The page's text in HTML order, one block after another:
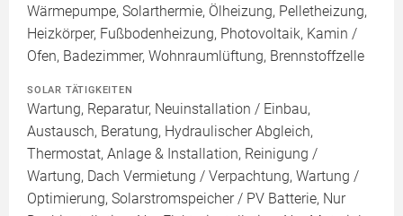
Wärmepumpe, Solarthermie, Ölheizung, Pelletheizung,
Heizkörper, Fußbodenheizung, Photovoltaik, Kamin /
Ofen, Badezimmer, Wohnraumlüftung, Brennstoffzelle
SOLAR TÄTIGKEITEN
Wartung, Reparatur, Neuinstallation / Einbau,
Austausch, Beratung, Hydraulischer Abgleich,
Thermostat, Anlage & Installation, Reinigung /
Wartung, Dach Vermietung / Verpachtung, Wartung /
Optimierung, Solarstromspeicher / PV Batterie, Nur